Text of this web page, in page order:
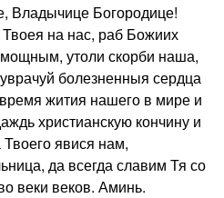
Богородице!
на нас, раб Божиих
утоли скорби наша,
болезненныя сердца
жития нашего в мире и
христианскую кончину и
явися нам,
да всегда славим Тя со
веки веков. Аминь.